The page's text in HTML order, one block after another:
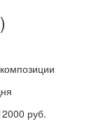
руб.